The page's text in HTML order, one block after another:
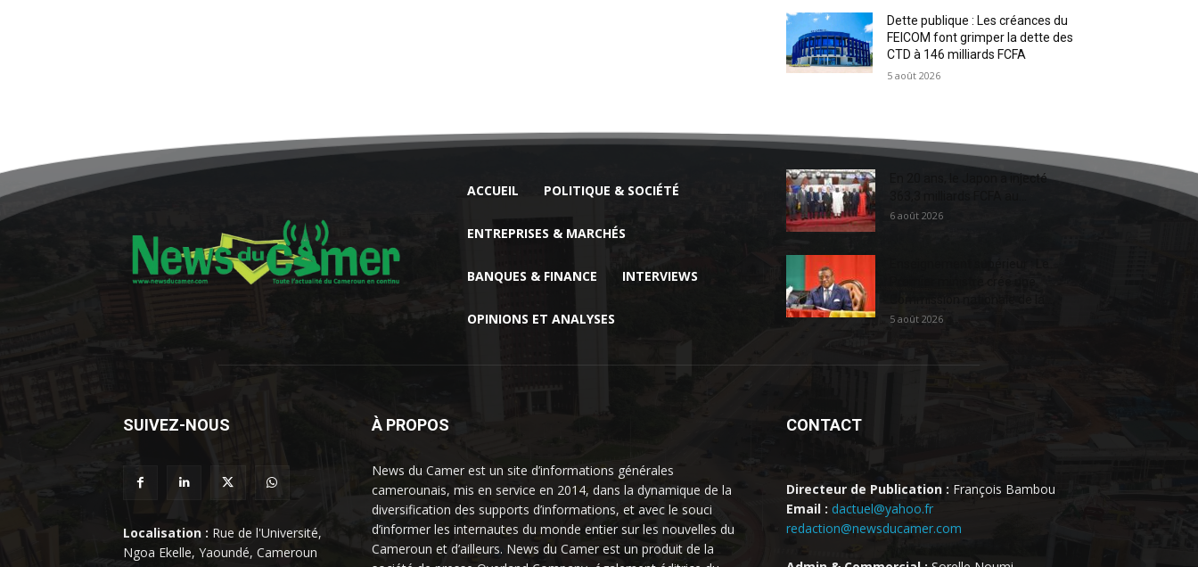
Dette publique : Les créances du
FEICOM font grimper la dette des
CTD à 146 milliards FCFA
5 août 2026
ACCUEIL POLITIQUE & SOCIÉTÉ
ENTREPRISES & MARCHÉS
BANQUES & FINANCE INTERVIEWS
OPINIONS ET ANALYSES
En 20 ans, le Japon a injecté
6 août 2026
5 août 2026
SUIVEZ-NOUS
Localisation : Rue de l'Université,
Ngoa Ekelle, Yaoundé, Cameroun
À PROPOS
News du Camer est un site d’informations générales
camerounais, mis en service en 2014, dans la dynamique de la
diversification des supports d’informations, et avec le souci
d’informer les internautes du monde entier sur les nouvelles du
Cameroun et d’ailleurs. News du Camer est un produit de la
CONTACT
Directeur de Publication : François Bambou
Email : dactuel@yahoo.fr
redaction@newsducamer.com